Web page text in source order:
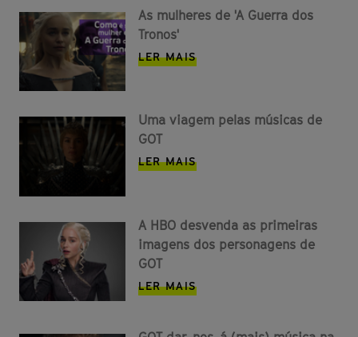
As mulheres de 'A Guerra dos
Tronos'
LER MAIS
Uma viagem pelas músicas de
GOT
LER MAIS
A HBO desvenda as primeiras
imagens dos personagens de
GOT
LER MAIS